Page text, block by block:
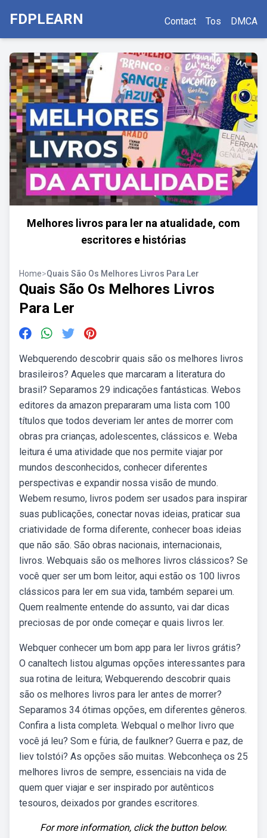
FDPLEARN Contact Tos DMCA
Melhores livros para ler na atualidade, com
escritores e histórias
Home>Quais São Os Melhores Livros Para Ler
Quais São Os Melhores Livros
Para Ler
Webquerendo descobrir quais são os melhores livros
brasileiros? Aqueles que marcaram a literatura do
brasil? Separamos 29 indicações fantásticas. Webos
editores da amazon prepararam uma lista com 100
títulos que todos deveriam ler antes de morrer com
obras pra crianças, adolescentes, clássicos e. Weba
leitura é uma atividade que nos permite viajar por
mundos desconhecidos, conhecer diferentes
perspectivas e expandir nossa visão de mundo.
Webem resumo, livros podem ser usados para inspirar
suas publicações, conectar novas ideias, praticar sua
criatividade de forma diferente, conhecer boas ideias
que não são. São obras nacionais, internacionais,
livros. Webquais são os melhores livros clássicos? Se
você quer ser um bom leitor, aqui estão os 100 livros
clássicos para ler em sua vida, também separei um.
Quem realmente entende do assunto, vai dar dicas
preciosas de por onde começar e quais livros ler.
Webquer conhecer um bom app para ler livros grátis?
O canaltech listou algumas opções interessantes para
sua rotina de leitura; Webquerendo descobrir quais
são os melhores livros para ler antes de morrer?
Separamos 34 ótimas opções, em diferentes gêneros.
Confira a lista completa. Webqual o melhor livro que
você já leu? Som e fúria, de faulkner? Guerra e paz, de
liev tolstói? As opções são muitas. Webconheça os 25
melhores livros de sempre, essenciais na vida de
quem quer viajar e ser inspirado por autênticos
tesouros, deixados por grandes escritores.
For more information, click the button below.